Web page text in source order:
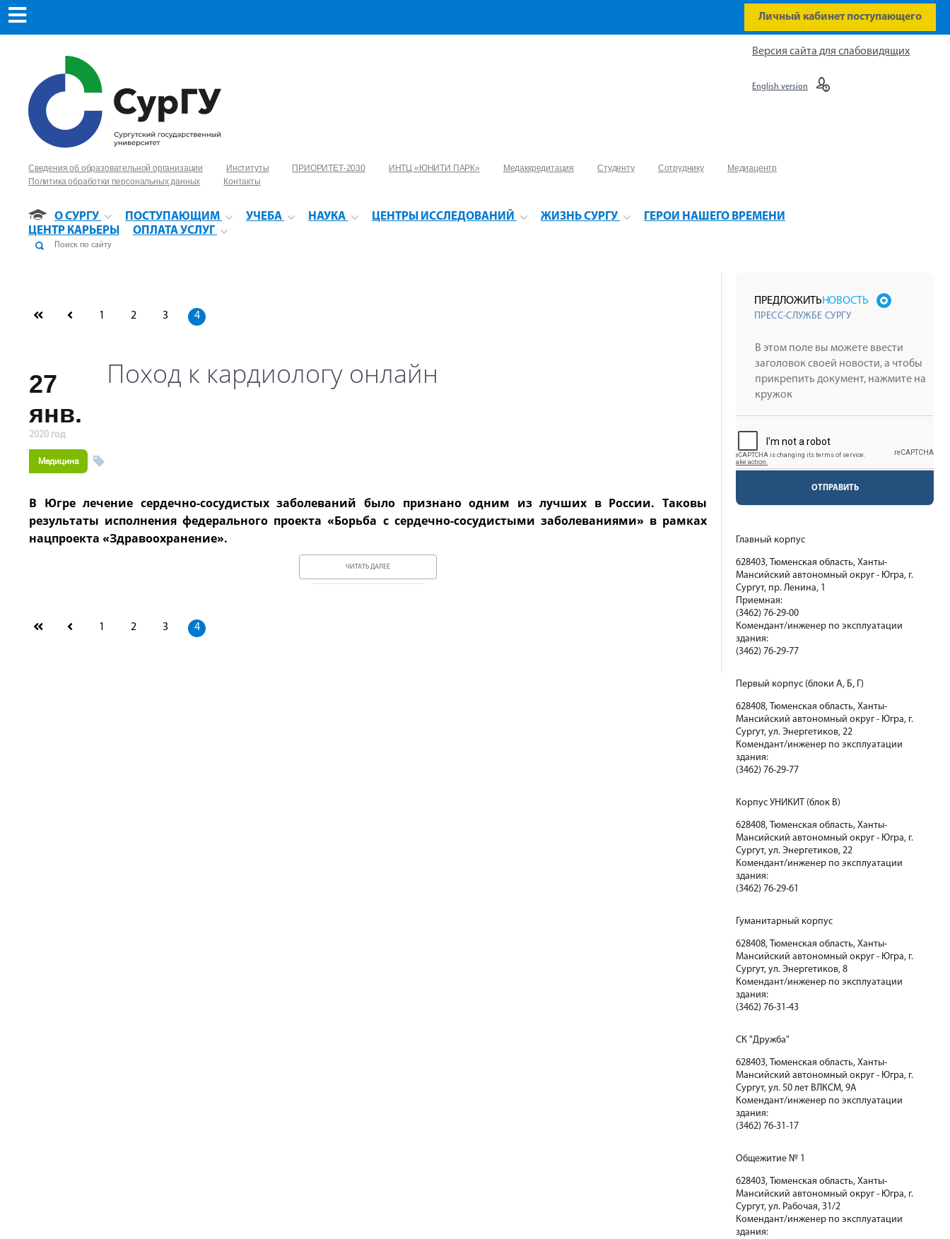
Личный кабинет поступающего
Сведения об образовательной организации Институты ПРИОРИТЕТ-2030 ИНТЦ «ЮНИТИ ПАРК» Медаккредитация Студенту Сотруднику
Медиацентр
Политика обработки персональных данных
Контакты
О СУРГУ ПОСТУПАЮЩИМ УЧЕБА НАУКА ЦЕНТРЫ ИССЛЕДОВАНИЙ ЖИЗНЬ СУРГУ
ГЕРОИ НАШЕГО ВРЕМЕНИ
ЦЕНТР КАРЬЕРЫ
ОПЛАТА УСЛУГ
Версия сайта для слабовидящих
English version
1 2 3 4
27
янв.
2020 год
Поход к кардиологу онлайн
Медицина
В Югре лечение сердечно-сосудистых заболеваний было признано одним из лучших в России. Таковы
результаты исполнения федерального проекта «Борьба с сердечно-сосудистыми заболеваниями» в рамках
нацпроекта «Здравоохранение».
ЧИТАТЬ ДАЛЕЕ
1 2 3 4
ПРЕДЛОЖИТЬНОВОСТЬ
ПРЕСС-СЛУЖБЕ СУРГУ
ОТПРАВИТЬ
Главный корпус
628403, Тюменская область, Ханты-
Мансийский автономный округ - Югра, г.
Сургут, пр. Ленина, 1
Приемная:
(3462) 76-29-00
Комендант/инженер по эксплуатации
здания:
(3462) 76-29-77
Первый корпус (блоки А, Б, Г)
628408, Тюменская область, Ханты-
Мансийский автономный округ - Югра, г.
Сургут, ул. Энергетиков, 22
Комендант/инженер по эксплуатации
здания:
(3462) 76-29-77
Корпус УНИКИТ (блок В)
628408, Тюменская область, Ханты-
Мансийский автономный округ - Югра, г.
Сургут, ул. Энергетиков, 22
Комендант/инженер по эксплуатации
здания:
(3462) 76-29-61
Гуманитарный корпус
628408, Тюменская область, Ханты-
Мансийский автономный округ - Югра, г.
Сургут, ул. Энергетиков, 8
Комендант/инженер по эксплуатации
здания:
(3462) 76-31-43
СК "Дружба"
628403, Тюменская область, Ханты-
Мансийский автономный округ - Югра, г.
Сургут, ул. 50 лет ВЛКСМ, 9А
Комендант/инженер по эксплуатации
здания:
(3462) 76-31-17
Общежитие № 1
628403, Тюменская область, Ханты-
Мансийский автономный округ - Югра, г.
Сургут, ул. Рабочая, 31/2
Комендант/инженер по эксплуатации
здания: